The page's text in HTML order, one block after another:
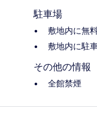
駐車場
敷地内に無
敷地内に駐
その他の情報
全館禁煙